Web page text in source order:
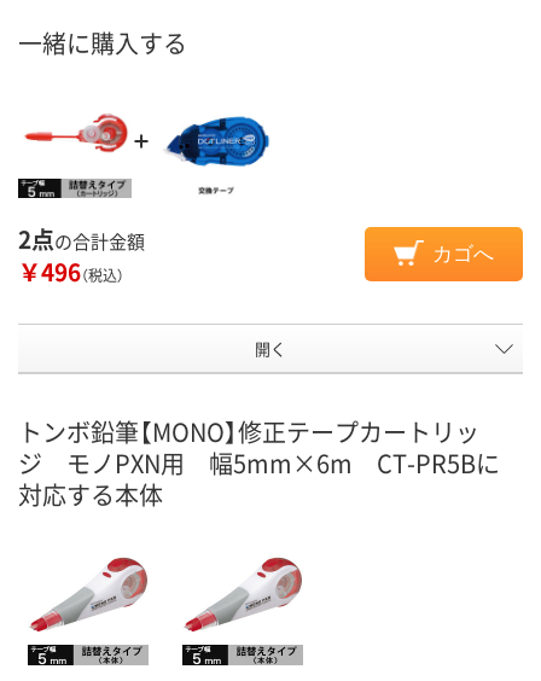
一緒に購入する
2点の合計金額
￥496（税込）
カゴへ
開く
トンボ鉛筆【MONO】修正テープカートリッ
ジ モノPXN用 幅5mm×6m CT-PR5Bに
対応する本体